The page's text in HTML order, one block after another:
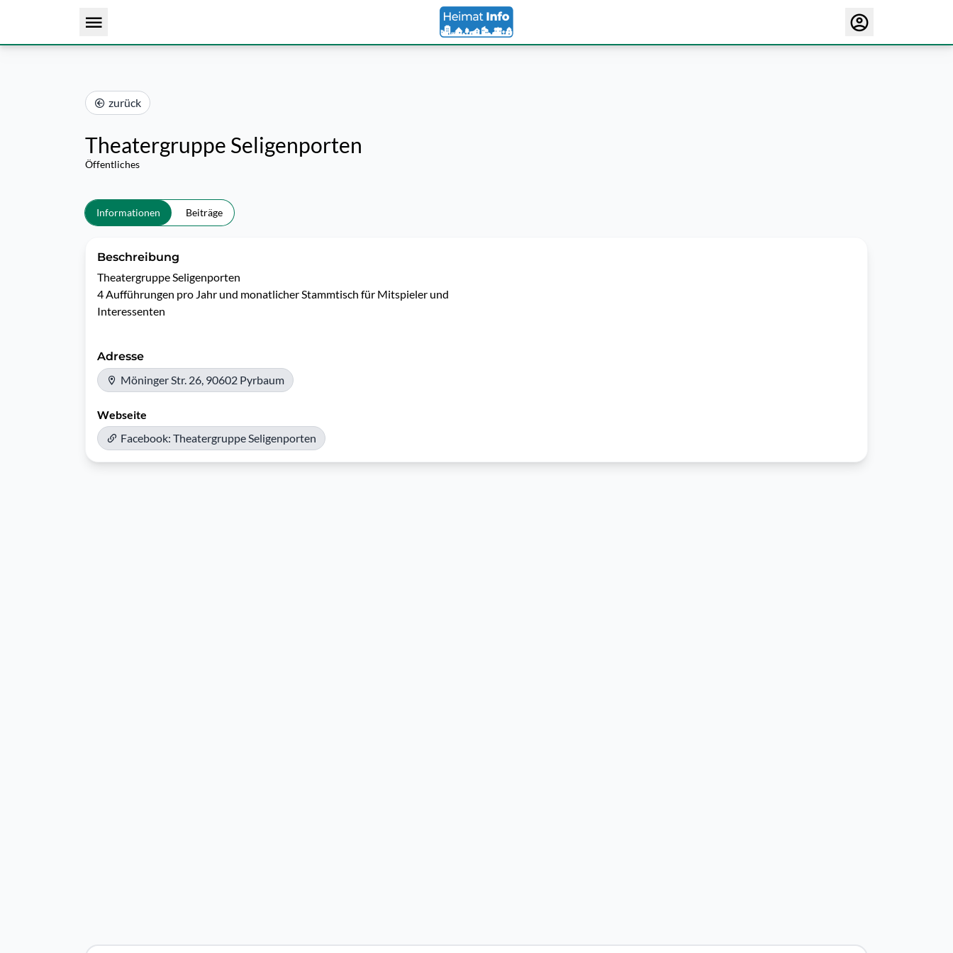
zurück
Theatergruppe Seligenporten
Öffentliches
Informationen Beiträge
Beschreibung
Theatergruppe Seligenporten
4 Aufführungen pro Jahr und monatlicher Stammtisch für Mitspieler und
Interessenten
Adresse
Möninger Str. 26, 90602 Pyrbaum
Webseite
Facebook: Theatergruppe Seligenporten